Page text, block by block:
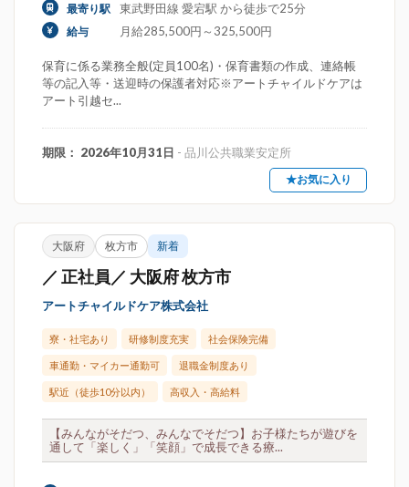
最寄り駅 東武野田線 愛宕駅 から徒歩で25分
給与 月給285,500円～325,500円
保育に係る業務全般(定員100名)・保育書類の作成、連絡帳
等の記入等・送迎時の保護者対応※アートチャイルドケアは
アート引越セ...
期限： 2026年10月31日 - 品川公共職業安定所
★お気に入り
大阪府 枚方市 新着
／ 正社員／ 大阪府 枚方市
アートチャイルドケア株式会社
寮・社宅あり 研修制度充実 社会保険完備
車通勤・マイカー通勤可 退職金制度あり
駅近（徒歩10分以内） 高収入・高給料
【みんながそだつ、みんなでそだつ】お子様たちが遊びを
通して「楽しく」「笑顔」で成長できる療...